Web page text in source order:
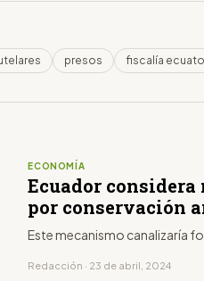
presos fiscalía
ECONOMÍA
Ecuador considera
por conservación
Este mecanismo canalizaría
Redacción · 23 de abril, 2024